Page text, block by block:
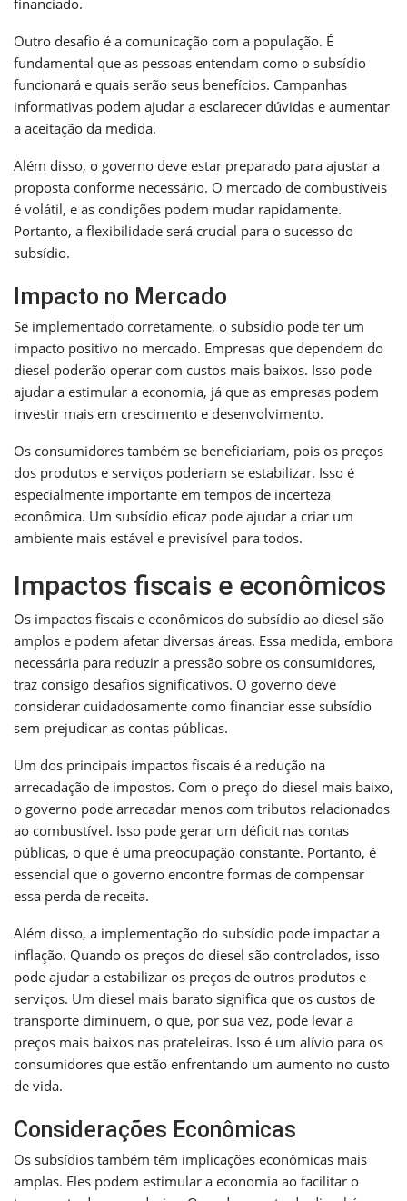
financiado.
Outro desafio é a comunicação com a população. É
fundamental que as pessoas entendam como o subsídio
funcionará e quais serão seus benefícios. Campanhas
informativas podem ajudar a esclarecer dúvidas e aumentar
a aceitação da medida.
Além disso, o governo deve estar preparado para ajustar a
proposta conforme necessário. O mercado de combustíveis
é volátil, e as condições podem mudar rapidamente.
Portanto, a flexibilidade será crucial para o sucesso do
subsídio.
Impacto no Mercado
Se implementado corretamente, o subsídio pode ter um
impacto positivo no mercado. Empresas que dependem do
diesel poderão operar com custos mais baixos. Isso pode
ajudar a estimular a economia, já que as empresas podem
investir mais em crescimento e desenvolvimento.
Os consumidores também se beneficiariam, pois os preços
dos produtos e serviços poderiam se estabilizar. Isso é
especialmente importante em tempos de incerteza
econômica. Um subsídio eficaz pode ajudar a criar um
ambiente mais estável e previsível para todos.
Impactos fiscais e econômicos
Os impactos fiscais e econômicos do subsídio ao diesel são
amplos e podem afetar diversas áreas. Essa medida, embora
necessária para reduzir a pressão sobre os consumidores,
traz consigo desafios significativos. O governo deve
considerar cuidadosamente como financiar esse subsídio
sem prejudicar as contas públicas.
Um dos principais impactos fiscais é a redução na
arrecadação de impostos. Com o preço do diesel mais baixo,
o governo pode arrecadar menos com tributos relacionados
ao combustível. Isso pode gerar um déficit nas contas
públicas, o que é uma preocupação constante. Portanto, é
essencial que o governo encontre formas de compensar
essa perda de receita.
Além disso, a implementação do subsídio pode impactar a
inflação. Quando os preços do diesel são controlados, isso
pode ajudar a estabilizar os preços de outros produtos e
serviços. Um diesel mais barato significa que os custos de
transporte diminuem, o que, por sua vez, pode levar a
preços mais baixos nas prateleiras. Isso é um alívio para os
consumidores que estão enfrentando um aumento no custo
de vida.
Considerações Econômicas
Os subsídios também têm implicações econômicas mais
amplas. Eles podem estimular a economia ao facilitar o